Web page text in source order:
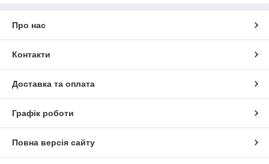
Про нас
Контакти
Доставка та оплата
Графік роботи
Повна версія сайту